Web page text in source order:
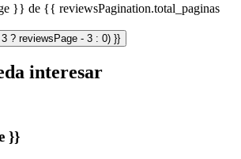
}} de {{ reviewsPagination.total_paginas
? reviewsPage - 3 : 0) }}
interesar
}}